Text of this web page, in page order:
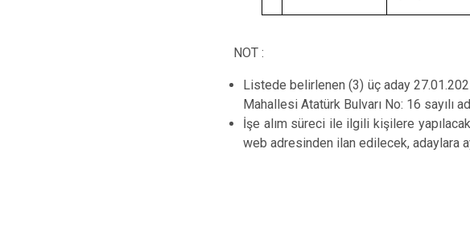
NOT :
Listede belirlenen (3) üç aday
Mahallesi Atatürk Bulvarı No: 16 sayılı
İşe alım süreci ile ilgili kişilere
web adresinden ilan edilecek, adaylara